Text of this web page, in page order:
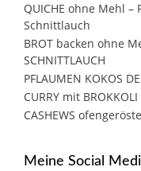
QUICHE ohne Mehl
Schnittlauch
BROT backen ohne
SCHNITTLAUCH
PFLAUMEN KOKOS
CURRY mit
CASHEWS
Meine Social